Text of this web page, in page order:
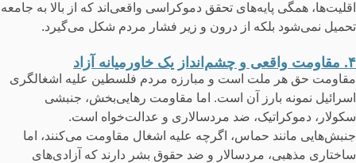
اقلیت‌ها، همگی پایه‌های تحقق دموکراسی واقعی‌اند که از بالا به جامعه
تحمیل نمی‌شود بلکه از درون و زیر فشار مردم شکل می‌گیرد.
۴. مقاومت واقعی و چشم‌انداز یک خاورمیانه آزاد
مقاومت حق هر ملت است و مبارزه مردم فلسطین علیه اشغالگری
اسرائیل نمونه بارز آن است. اما مقاومت رهایی‌بخش، جنبشی
سکولار، دموکراتیک، ضد مردسالاری و عدالت‌خواه است.
جنبش‌هایی مانند حماس، اگرچه علیه اشغال مقاومت می‌کنند، اما
ساختاری مذهبی، مردسالار و ضد حقوق بشر دارند که آزادی‌های